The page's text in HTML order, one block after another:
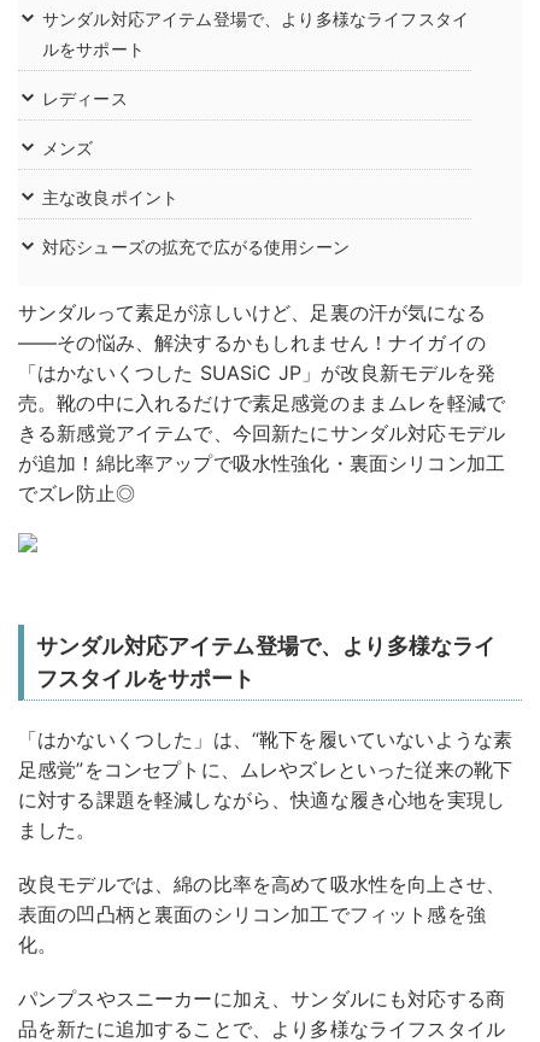
サンダル対応アイテム登場で、より多様なライフスタイ
ルをサポート
レディース
メンズ
主な改良ポイント
対応シューズの拡充で広がる使用シーン
サンダルって素足が涼しいけど、足裏の汗が気になる
——その悩み、解決するかもしれません！ナイガイの
「はかないくつした SUASiC JP」が改良新モデルを発
売。靴の中に入れるだけで素足感覚のままムレを軽減で
きる新感覚アイテムで、今回新たにサンダル対応モデル
が追加！綿比率アップで吸水性強化・裏面シリコン加工
でズレ防止◎
サンダル対応アイテム登場で、より多様なライ
フスタイルをサポート
「はかないくつした」は、“靴下を履いていないような素
足感覚”をコンセプトに、ムレやズレといった従来の靴下
に対する課題を軽減しながら、快適な履き心地を実現し
ました。
改良モデルでは、綿の比率を高めて吸水性を向上させ、
表面の凹凸柄と裏面のシリコン加工でフィット感を強
化。
パンプスやスニーカーに加え、サンダルにも対応する商
品を新たに追加することで、より多様なライフスタイル